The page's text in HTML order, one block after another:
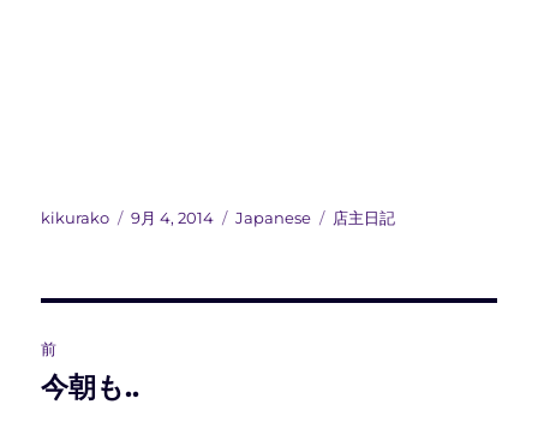
投
kikurako
投
9月 4, 2014
カ
Japanese
タ
店主日記
稿
前
前
今朝も..